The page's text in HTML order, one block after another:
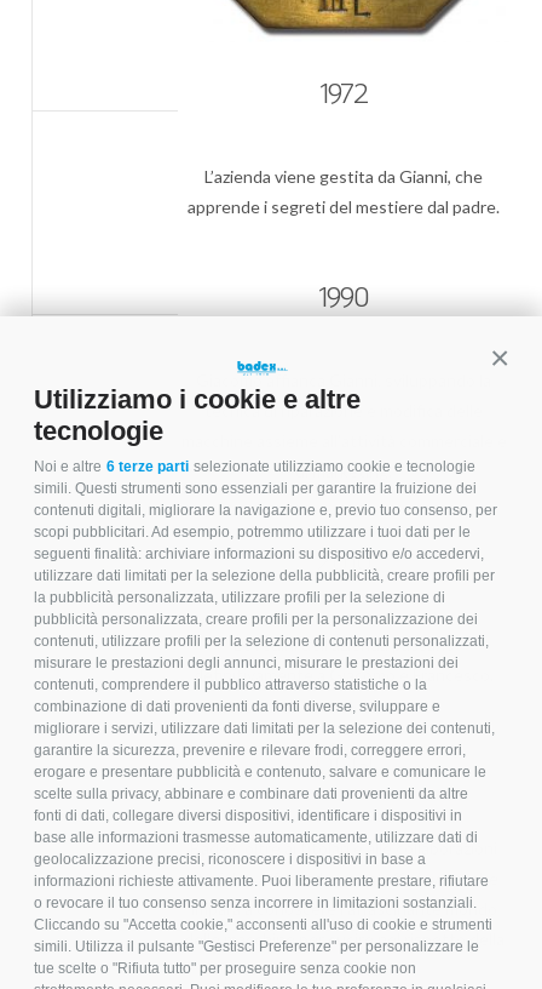
Utilizziamo i cookie e altre
tecnologie
Noi e altre 6 terze parti selezionate utilizziamo cookie e tecnologie
simili. Questi strumenti sono essenziali per garantire la fruizione dei
contenuti digitali, migliorare la navigazione e, previo tuo consenso, per
scopi pubblicitari. Ad esempio, potremmo utilizzare i tuoi dati per le
seguenti finalità: archiviare informazioni su dispositivo e/o accedervi,
utilizzare dati limitati per la selezione della pubblicità, creare profili per
la pubblicità personalizzata, utilizzare profili per la selezione di
pubblicità personalizzata, creare profili per la personalizzazione dei
contenuti, utilizzare profili per la selezione di contenuti personalizzati,
misurare le prestazioni degli annunci, misurare le prestazioni dei
contenuti, comprendere il pubblico attraverso statistiche o la
combinazione di dati provenienti da fonti diverse, sviluppare e
migliorare i servizi, utilizzare dati limitati per la selezione dei contenuti,
garantire la sicurezza, prevenire e rilevare frodi, correggere errori,
erogare e presentare pubblicità e contenuto, salvare e comunicare le
scelte sulla privacy, abbinare e combinare dati provenienti da altre
fonti di dati, collegare diversi dispositivi, identificare i dispositivi in
base alle informazioni trasmesse automaticamente, utilizzare dati di
geolocalizzazione precisi, riconoscere i dispositivi in base a
informazioni richieste attivamente. Puoi liberamente prestare, rifiutare
o revocare il tuo consenso senza incorrere in limitazioni sostanziali.
Cliccando su "Accetta cookie," acconsenti all'uso di cookie e strumenti
simili. Utilizza il pulsante "Gestisci Preferenze" per personalizzare le
tue scelte o "Rifiuta tutto" per proseguire senza cookie non
1972
L’azienda viene gestita da Gianni, che
apprende i segreti del mestiere dal padre.
1990
Giacomo affianca Gianni, sviluppando la
tecnica di riparazione e modifica delle
di marketing.
2010
Le redini dell’azienda passano
definitivamente a Giacomo e Francesco.
OGGI
Badex, oltre ai titolari e alle collaborazioni
storiche, è fatta da uno staff giovane che
impara a conoscere l’affascinante mondo
delle macchine per cucire nel rispetto della
tradizione.